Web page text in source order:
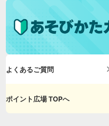
よくあるご質問
ポイント広場 TOPへ